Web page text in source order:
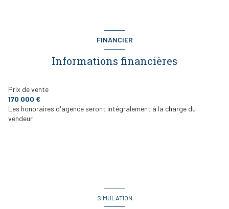
FINANCIER
Informations financières
Prix de vente
170 000 €
Les honoraires d'agence seront intégralement à la charge du
vendeur
SIMULATION